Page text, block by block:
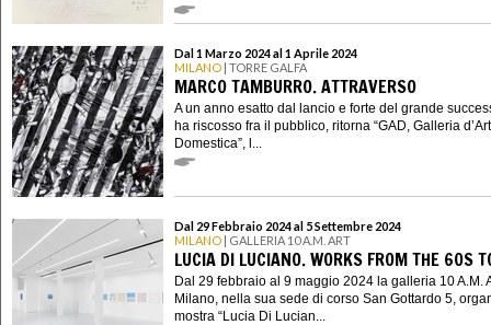
Dal 1 Marzo 2024 al 1 Aprile 2024
MILANO | TORRE GALFA
MARCO TAMBURRO. ATTRAVERSO
A un anno esatto dal lancio e forte del grande
ha riscosso fra il pubblico, ritorna “GAD, Galleria
Domestica”, l...
Dal 29 Febbraio 2024 al 5 Settembre 2024
MILANO | GALLERIA 10 A.M. ART
LUCIA DI LUCIANO. WORKS FROM THE 60S
Dal 29 febbraio al 9 maggio 2024 la galleria 10 A.M.
Milano, nella sua sede di corso San Gottardo 5,
mostra “Lucia Di Lucian...